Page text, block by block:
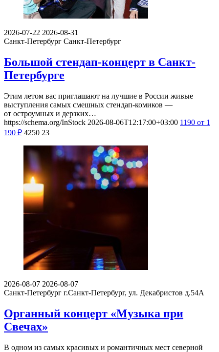
2026-07-22 2026-08-31
Санкт-Петербург Санкт-Петербург
Большой стендап-концерт в Санкт-
Петербурге
Этим летом вас приглашают на лучшие в России живые
выступления самых смешных стендап-комиков —
от остроумных и дерзких…
https://schema.org/InStock 2026-08-06T12:17:00+03:00 1190 от 1
190 ₽ 4250 23
2026-08-07 2026-08-07
Санкт-Петербург г.Санкт-Петербург, ул. Декабристов д.54А
Органный концерт «Музыка при
Свечах»
В одном из самых красивых и романтичных мест северной